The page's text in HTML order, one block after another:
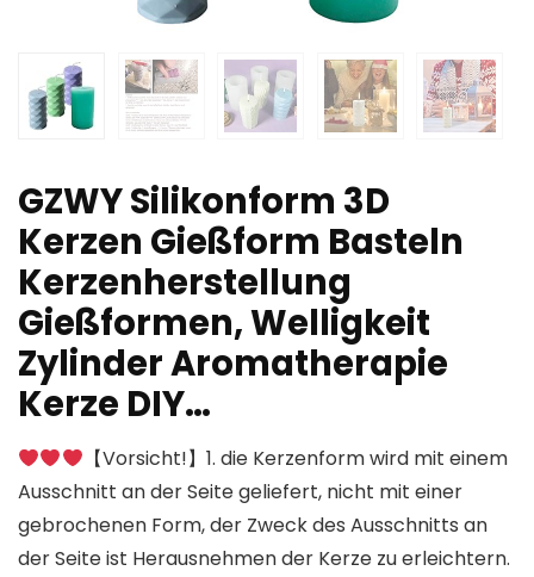
GZWY Silikonform 3D
Kerzen Gießform Basteln
Kerzenherstellung
Gießformen, Welligkeit
Zylinder Aromatherapie
Kerze DIY…
【Vorsicht!】1. die Kerzenform wird mit einem
Ausschnitt an der Seite geliefert, nicht mit einer
gebrochenen Form, der Zweck des Ausschnitts an
der Seite ist Herausnehmen der Kerze zu erleichtern.